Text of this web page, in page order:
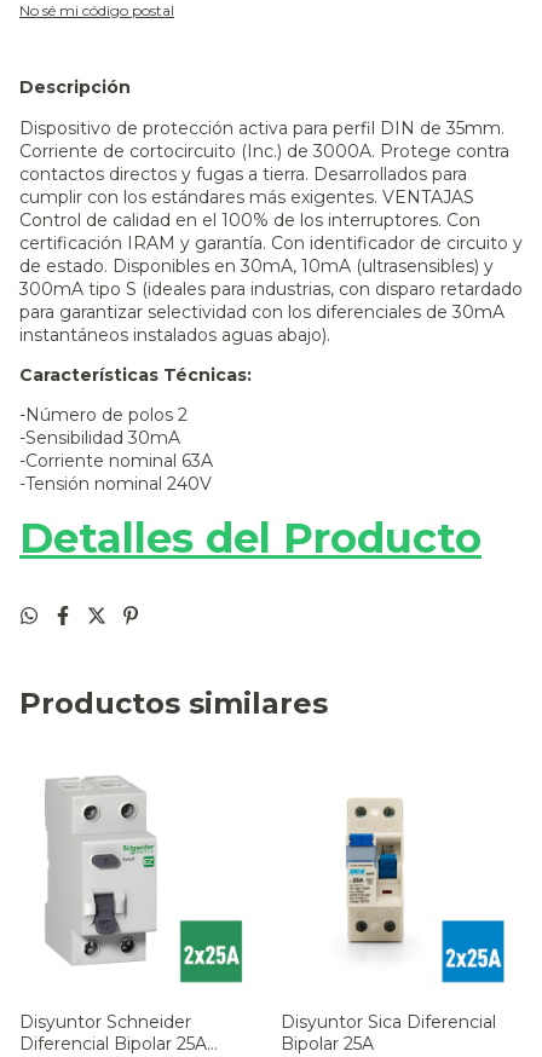
No sé mi código postal
Descripción
Dispositivo de protección activa para perfil DIN de 35mm.
Corriente de cortocircuito (Inc.) de 3000A. Protege contra
contactos directos y fugas a tierra. Desarrollados para
cumplir con los estándares más exigentes. VENTAJAS
Control de calidad en el 100% de los interruptores. Con
certificación IRAM y garantía. Con identificador de circuito y
de estado. Disponibles en 30mA, 10mA (ultrasensibles) y
300mA tipo S (ideales para industrias, con disparo retardado
para garantizar selectividad con los diferenciales de 30mA
instantáneos instalados aguas abajo).
Características Técnicas:
-Número de polos 2
-Sensibilidad 30mA
-Corriente nominal 63A
-Tensión nominal 240V
Detalles del Producto
Productos similares
Disyuntor Schneider
Diferencial Bipolar 25A
Disyuntor Sica Diferencial
Bipolar 25A